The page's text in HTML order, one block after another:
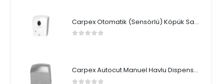
Carpex Otomatik (Sensörlü) Köpük Sabun Dispenseri
Carpex Autocut Manuel Havlu Dispenseri